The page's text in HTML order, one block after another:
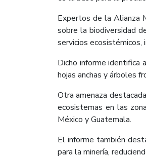
Expertos de la Alianza
sobre la biodiversidad
servicios ecosistémicos,
Dicho informe identifica
hojas anchas y árboles
Otra amenaza
ecosistemas en las
México y Guatemala.
El informe también
para la minería,